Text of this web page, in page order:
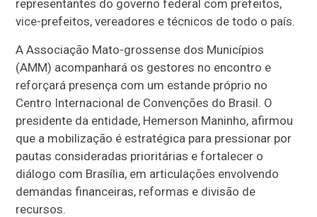
representantes do governo federal com prefeitos,
vice-prefeitos, vereadores e técnicos de todo o país.
A Associação Mato-grossense dos Municípios
(AMM) acompanhará os gestores no encontro e
reforçará presença com um estande próprio no
Centro Internacional de Convenções do Brasil. O
presidente da entidade, Hemerson Maninho, afirmou
que a mobilização é estratégica para pressionar por
pautas consideradas prioritárias e fortalecer o
diálogo com Brasília, em articulações envolvendo
demandas financeiras, reformas e divisão de
recursos.